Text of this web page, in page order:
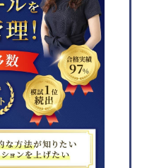
桐蔭学園小学校